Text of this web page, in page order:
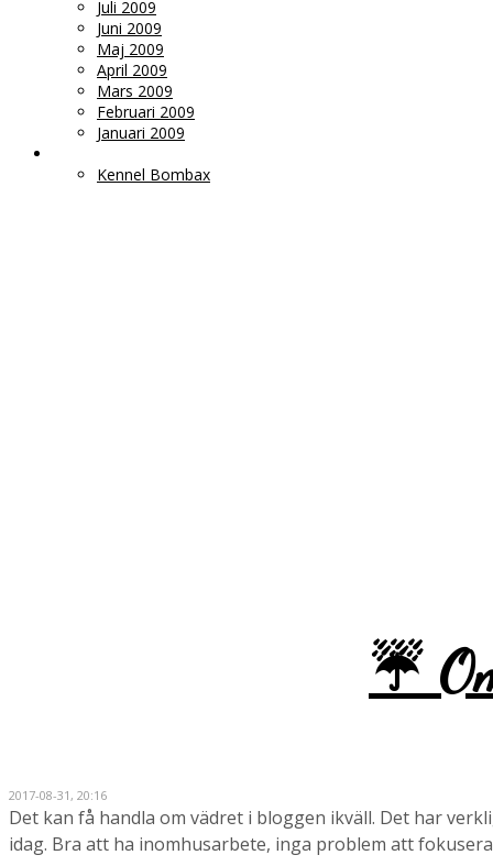
Juli 2009
Juni 2009
Maj 2009
April 2009
Mars 2009
Februari 2009
Januari 2009
Kennel Bombax
☔
2017-08-31, 20:16
Det kan få handla om vädret i bloggen ikväll. Det har
idag. Bra att ha inomhusarbete, inga problem att